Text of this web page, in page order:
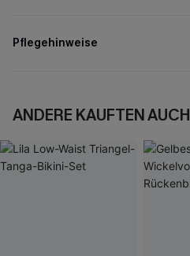
Pflegehinweise
ANDERE KAUFTEN AUCH